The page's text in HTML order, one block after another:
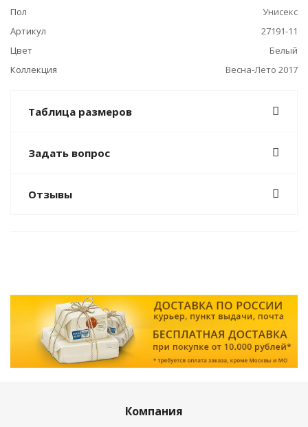
Пол
Унисекс
Артикул
27191-11
Цвет
Белый
Коллекция
Весна-Лето 2017
Таблица размеров
Задать вопрос
Отзывы
Компания